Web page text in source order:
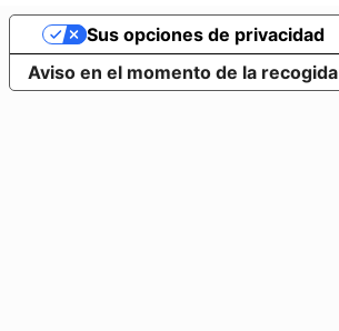
Aviso en el momento de la recogida
Sus opciones de privacidad